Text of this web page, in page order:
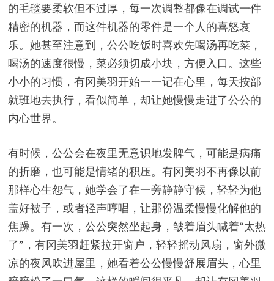
的毛毯要柔软但不过厚，每一次调整都像在调试一件
精密的机器，而这件机器的零件是一个人的喜怒哀
乐。她甚至注意到，公公吃饭时喜欢先喝汤再吃菜，
喝汤的速度很慢，菜必须切成小块，方便入口。这些
小小的习惯，有冈美羽开始一一记在心里，每天按部
就班地去执行，看似简单，却让她慢慢走进了公公的
内心世界。
有时候，公公会在夜里无意识地发脾气，可能是病痛
的折磨，也可能是情绪的积压。有冈美羽不再像以前
那样心生怨气，她学会了在一旁静静守候，轻轻为他
盖好被子，或者轻声哼唱，让那份温柔慢慢化解他的
焦躁。有一次，公公突然坐起身，皱着眉头喊着“太热
了”，有冈美羽赶紧拉开窗户，轻轻摇动风扇，窗外微
凉的夜风吹进屋里，她看着公公慢慢舒展眉头，心里